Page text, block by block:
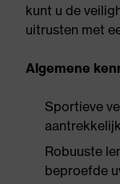
kunt u de
uitrusten met
Algemene
Sportieve
Robuuste
beproefde